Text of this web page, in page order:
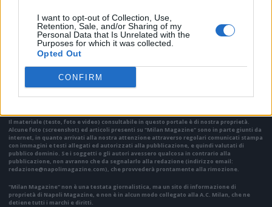
I want to opt-out of Collection, Use,
Retention, Sale, and/or Sharing of my
Personal Data that Is Unrelated with the
Purposes for which it was collected.
Opted Out
CONFIRM
VAI ALLA VERSIONE CLASSICA
Il materiale (testo, foto e video) consultabile in questo portale è di nostra proprietà.
Alcune foto (screenshot) ed articoli presenti su "Milan Magazine" sono in parte giunti da
internet, in quanto arrivati alla nostra attenzione attraverso regolari comunicati stampa
con immagini e testi allegati ed autorizzati alla pubblicazione, e quindi valutati di
pubblico dominio. Se i soggetti o gli autori avessero qualcosa in contrario alla
pubblicazione, non avranno che da segnalarlo alla redazione (indirizzo email:
redazione@napolimagazine.com), che provvederà prontamente alla rimozione.
"Milan Magazine" non è una testata giornalistica, ma un sito di informazione di
proprietà di Napoli Magazine, e non è in alcun modo collegato alla A.C. Milan, che ne
detiene tutti i marchi e diritti.